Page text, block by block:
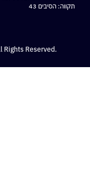
תקווה: הסיבים 43
Reserved.